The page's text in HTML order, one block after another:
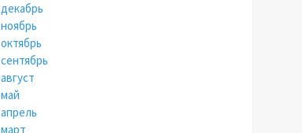
декабрь
ноябрь
октябрь
сентябрь
август
май
апрель
март